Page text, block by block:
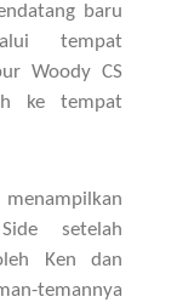
baru
tempat
Woody CS
ke tempat
setelah
Ken dan
temannya